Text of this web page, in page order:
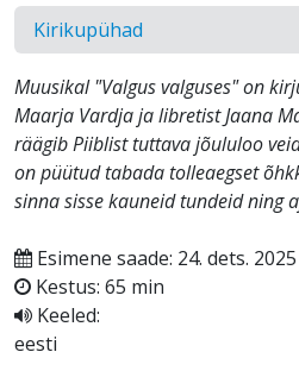
Kirikupühad
Muusikal "Valgus valguses" on
Maarja Vardja ja libretist Jaana
räägib Piiblist tuttava jõululoo
on püütud tabada tolleaegset
sinna sisse kauneid tundeid ning
Esimene saade: 24. dets. 2025
Kestus: 65 min
Keeled:
eesti